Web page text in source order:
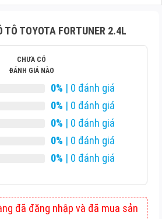
TOYOTA FORTUNER 2.4L
CHƯA CÓ
ĐÁNH GIÁ NÀO
0% | 0 đánh giá
0% | 0 đánh giá
0% | 0 đánh giá
0% | 0 đánh giá
0% | 0 đánh giá
đã đăng nhập và đã mua sản